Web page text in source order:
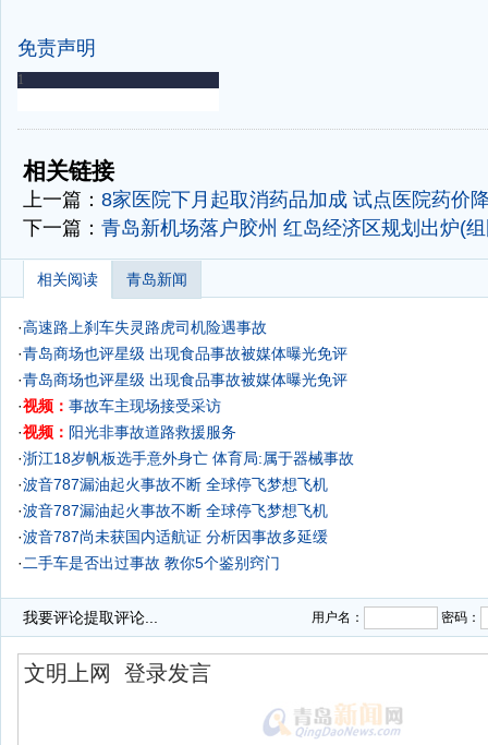
免责声明
-
相关链接
上一篇： 8家医院下月起取消药品加成 试点医院药价
下一篇： 青岛新机场落户胶州 红岛经济区规划出炉(
相关阅读 青岛新闻
·高速路上刹车失灵路虎司机险遇事故
·青岛商场也评星级 出现食品事故被媒体曝光免评
·青岛商场也评星级 出现食品事故被媒体曝光免评
·视频： 事故车主现场接受采访
·视频： 阳光非事故道路救援服务
·浙江18岁帆板选手意外身亡 体育局:属于器械事故
·波音787漏油起火事故不断 全球停飞梦想飞机
·波音787漏油起火事故不断 全球停飞梦想飞机
·波音787尚未获国内适航证 分析因事故多延缓
· 二手车是否出过事故 教你5个鉴别窍门
我要评论提取评论... 用户名： 密码：